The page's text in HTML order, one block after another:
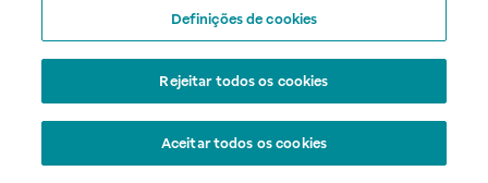
Definições de cookies
Rejeitar todos os cookies
Aceitar todos os cookies